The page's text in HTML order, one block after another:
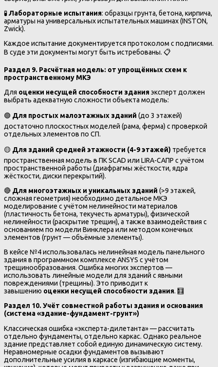
🧪Лабораторные испытания: образцы грунта, бетона, кирпича,
арматуры на универсальных испытательных машинах (INSTON,
Zwick).
Каждое испытание документируется протоколом с подписями.
В суде эти документы могут быть истребованы. 📋
Раздел 9. Расчётная модель: от упрощённых схем к
пространственному МКЭ
Для оценки несущей способности зданияэксперт должен
выбрать адекватную сложности объекта модель:
🟢 Для простых малоэтажных зданий (до 3 этажей)
достаточно плоскостных моделей (рама, ферма) с проверкой
отдельных элементов по СП.
🟡 Для зданий средней этажности (4-9 этажей) требуется
пространственная модель в ПК SCAD или LIRA-САПР с учётом
пространственной работы (диафрагмы жёсткости, ядра
жёсткости, диски перекрытий).
🔴 Для многоэтажных и уникальных зданий (>9 этажей,
сложная геометрия) необходимо детальное МКЭ
моделирование с учётом нелинейности материалов
(пластичность бетона, текучесть арматуры), физической
нелинейности (раскрытие трещин), а также взаимодействия с
основанием по модели Винклера или методом конечных
элементов (грунт — объёмные элементы).
В кейсе №4 использовалась нелинейная модель панельного
здания в программном комплексе ANSYS с учётом
трещинообразования. Ошибка многих экспертов —
использовать линейные модели для зданий с явными
повреждениями (трещины). Это приводит к
завышению оценки несущей способности здания. 🧮
Раздел 10. Учёт совместной работы здания и основания
(система «здание-фундамент-грунт»)
Классическая ошибка «эксперта-дилетанта» — рассчитать
отдельно фундаменты, отдельно каркас. Однако реальное
здание представляет собой единую динамическую систему.
Неравномерные осадки фундаментов вызывают
дополнительные усилия в каркасе (изгибающие моменты,